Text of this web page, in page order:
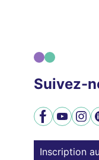
Suivez-
Facebook
YouTube
Inscription